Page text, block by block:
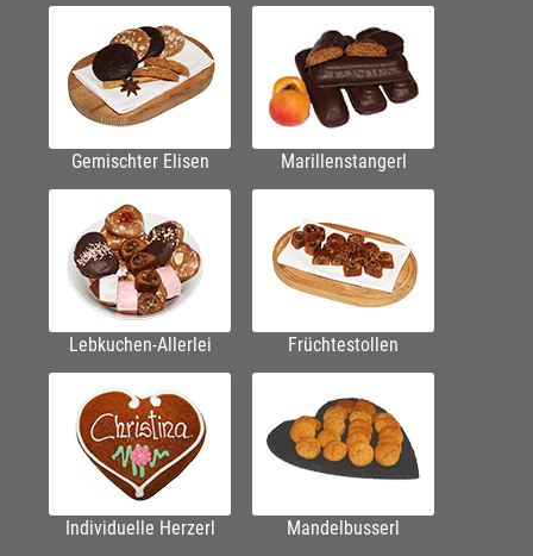
Gemischter Elisen Marillenstangerl
Lebkuchen-Allerlei Früchtestollen
Individuelle Herzerl Mandelbusserl